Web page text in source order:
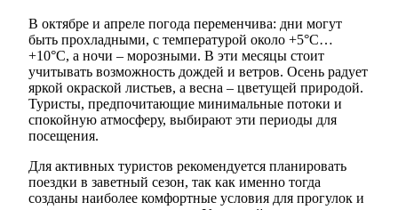
В октябре и апреле погода переменчива: дни могут
быть прохладными, с температурой около +5°C…
+10°C, а ночи – морозными. В эти месяцы стоит
учитывать возможность дождей и ветров. Осень радует
яркой окраской листьев, а весна – цветущей природой.
Туристы, предпочитающие минимальные потоки и
спокойную атмосферу, выбирают эти периоды для
посещения.
Для активных туристов рекомендуется планировать
поездки в заветный сезон, так как именно тогда
созданы наиболее комфортные условия для прогулок и